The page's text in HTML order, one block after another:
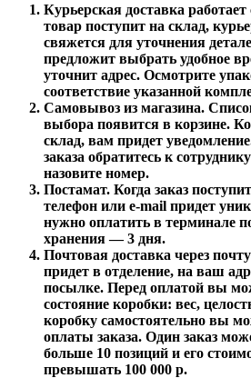
Курьерская доставка работает
товар поступит на склад,
свяжется для уточнения
предложит выбрать удобное
уточнит адрес. Осмотрите
соответствие указанной
Самовывоз из магазина.
выбора появится в корзине.
склад, вам придет
заказа обратитесь к
назовите номер.
Постамат. Когда заказ
телефон или e-mail придет
нужно оплатить в терминале
хранения — 3 дня.
Почтовая доставка через
придет в отделение, на ваш
посылке. Перед оплатой вы
состояние коробки: вес,
коробку самостоятельно вы
оплаты заказа. Один заказ
больше 10 позиций и его
превышать 100 000 р.